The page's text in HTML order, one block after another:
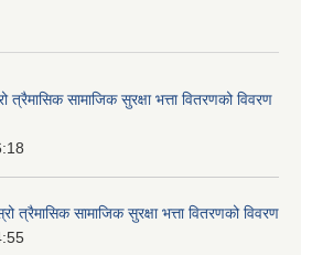
सामाजिक सुरक्षा भत्ता वितरणको विवरण
सामाजिक सुरक्षा भत्ता वितरणको विवरण